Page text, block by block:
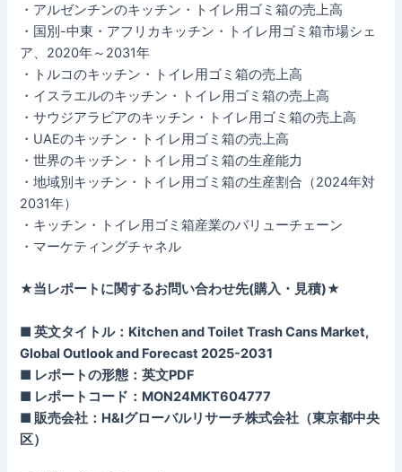
・アルゼンチンのキッチン・トイレ用ゴミ箱の売上高
・国別-中東・アフリカキッチン・トイレ用ゴミ箱市場シェ
ア、2020年～2031年
・トルコのキッチン・トイレ用ゴミ箱の売上高
・イスラエルのキッチン・トイレ用ゴミ箱の売上高
・サウジアラビアのキッチン・トイレ用ゴミ箱の売上高
・UAEのキッチン・トイレ用ゴミ箱の売上高
・世界のキッチン・トイレ用ゴミ箱の生産能力
・地域別キッチン・トイレ用ゴミ箱の生産割合（2024年対
2031年）
・キッチン・トイレ用ゴミ箱産業のバリューチェーン
・マーケティングチャネル
★当レポートに関するお問い合わせ先(購入・見積)★
■ 英文タイトル：Kitchen and Toilet Trash Cans Market,
Global Outlook and Forecast 2025-2031
■ レポートの形態：英文PDF
■ レポートコード：MON24MKT604777
■ 販売会社：H&Iグローバルリサーチ株式会社（東京都中央
区）